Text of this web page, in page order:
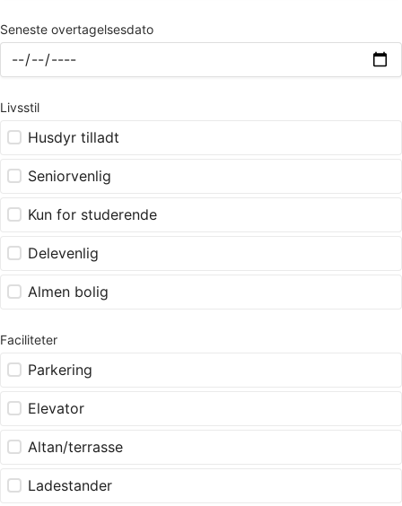
Seneste overtagelsesdato
Livsstil
Husdyr tilladt
Seniorvenlig
Kun for studerende
Delevenlig
Almen bolig
Faciliteter
Parkering
Elevator
Altan/terrasse
Ladestander